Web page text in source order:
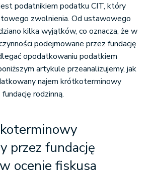
podatnikiem podatku CIT, który
zwolnienia. Od ustawowego
kilka wyjątków, co oznacza, że w
podejmowane przez fundację
opodatkowaniu podatkiem
artykule przeanalizujemy, jak
najem krótkoterminowy
rodzinną.
przez fundację
ocenie fiskusa